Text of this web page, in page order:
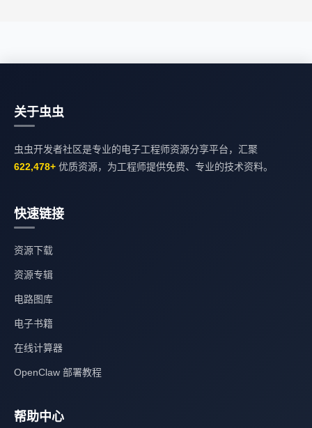
关于虫虫
虫虫开发者社区是专业的电子工程师资源分享平台，汇聚
622,478+ 优质资源，为工程师提供免费、专业的技术资料。
快速链接
资源下载
资源专辑
电路图库
电子书籍
在线计算器
OpenClaw 部署教程
帮助中心